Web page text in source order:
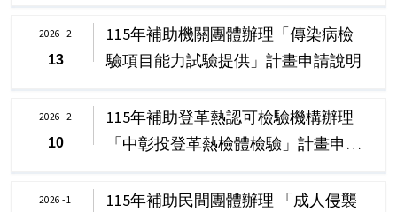
115年補助機關團體辦理「傳染病檢
驗項目能力試驗提供」計畫申請說明
2026 - 2
13
115年補助登革熱認可檢驗機構辦理
「中彰投登革熱檢體檢驗」計畫申請
2026 - 2
10
115年補助民間團體辦理 「成人侵襲
2026 - 1